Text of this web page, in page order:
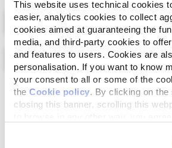
This website uses technical cookies
easier, analytics cookies to collect
cookies aimed at guaranteeing the
media, and third-party cookies to
and features to users. Cookies are
personalisation. If you want to know
your consent to all or some of the
the Cookie policy. By clicking on the
closing this banner, scrolling this
Select a tab
Liste Karte